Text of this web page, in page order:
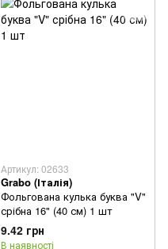
Артикул: 02633
Grabo (Італія)
Фольгована кулька буква "V"
срібна 16" (40 см) 1 шт
9.42 грн
В наявності